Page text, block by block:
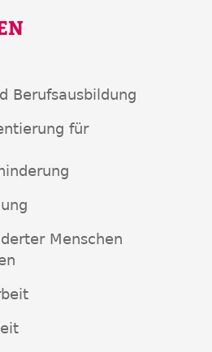
Berufsausbildung
für
Menschen